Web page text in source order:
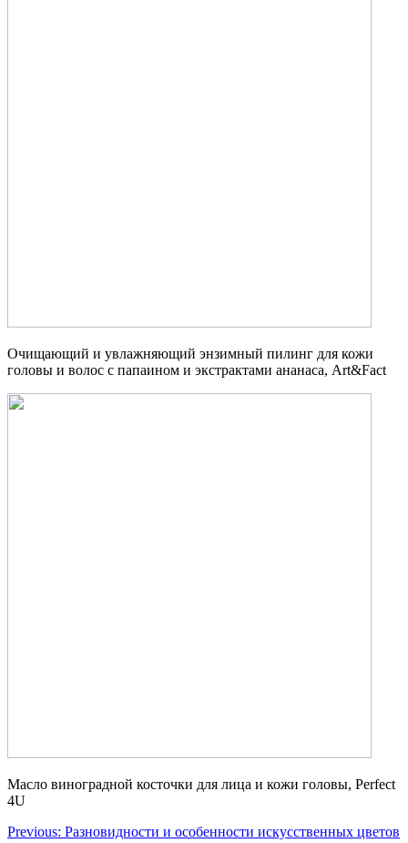
Очищающий и увлажняющий энзимный пилинг для кожи
головы и волос с папаином и экстрактами ананаса, Art&Fact
Масло виноградной косточки для лица и кожи головы, Perfect
4U
Навигация
Previous: Разновидности и особенности искусственных цветов